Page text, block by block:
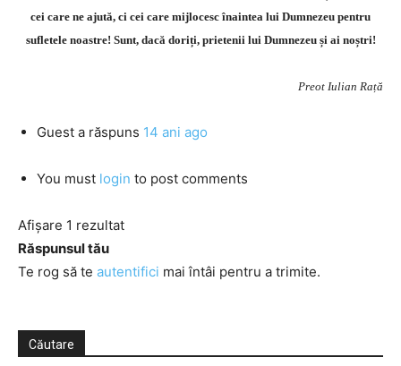
cei care ne ajută, ci cei care mijlocesc înaintea lui Dumnezeu pentru
sufletele noastre! Sunt, dacă doriți, prietenii lui Dumnezeu și ai noștri!
Preot Iulian Rață
Guest a răspuns 14 ani ago
You must login to post comments
Afișare 1 rezultat
Răspunsul tău
Te rog să te autentifici mai întâi pentru a trimite.
Căutare